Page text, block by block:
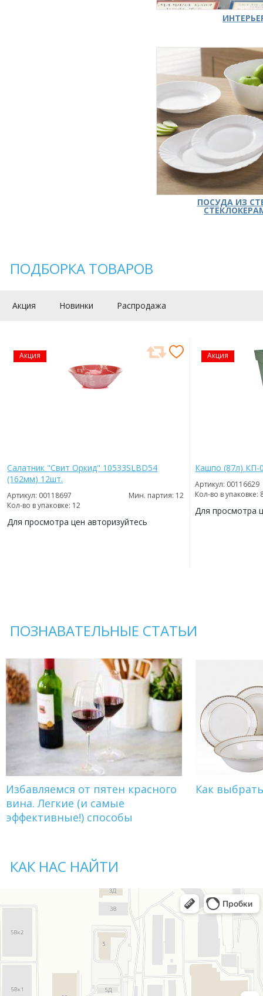
ПОСУДА ИЗ
ПОДБОРКА ТОВАРОВ
Акция Новинки Распродажа
Акция
Салатник "Свит Оркид" 10533SLBD54
(162мм) 12шт.
Артикул: 00118697
Мин. партия: 12
Кол-во в упаковке: 12
Для просмотра цен авторизуйтесь
Акция
Кашпо (87л) КП-
Артикул: 00116629
Кол-во в упаковке:
Для просмотра
ПОЗНАВАТЕЛЬНЫЕ СТАТЬИ
Избавляемся от пятен красного
вина. Легкие (и самые
эффективные!) способы
Как
КАК НАС НАЙТИ